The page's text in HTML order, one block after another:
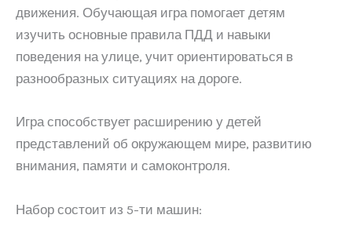
движения. Обучающая игра помогает детям
изучить основные правила ПДД и навыки
поведения на улице, учит ориентироваться в
разнообразных ситуациях на дороге.
Игра способствует расширению у детей
представлений об окружающем мире, развитию
внимания, памяти и самоконтроля.
Набор состоит из 5-ти машин: